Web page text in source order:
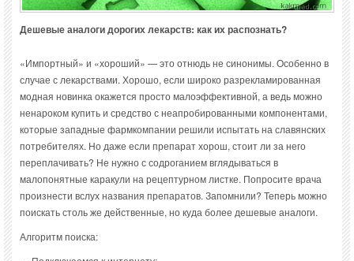
Дешевые аналоги дорогих лекарств: как их распознать?
«Импортный» и «хороший» — это отнюдь не синонимы. Особенно в
случае с лекарствами. Хорошо, если широко разрекламированная
модная новинка окажется просто малоэффективной, а ведь можно
ненароком купить и средство с неапробированными компонентами,
которые западные фармкомпании решили испытать на славянских
потребителях. Но даже если препарат хорош, стоит ли за него
переплачивать? Не нужно с содроганием вглядываться в
малопонятные каракули на рецептурном листке. Попросите врача
произнести вслух названия препаратов. Запомнили? Теперь можно
поискать столь же действенные, но куда более дешевые аналоги.
Алгоритм поиска: